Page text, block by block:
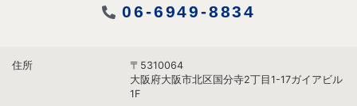
06-6949-8834
住所
〒5310064
大阪府大阪市北区国分寺2丁目1-17ガイアビル
1F